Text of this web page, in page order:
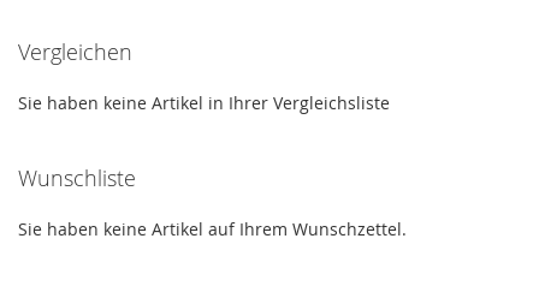
Vergleichen
Sie haben keine Artikel in Ihrer Vergleichsliste
Wunschliste
Sie haben keine Artikel auf Ihrem Wunschzettel.